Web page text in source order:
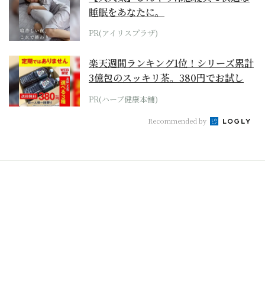
睡眠をあなたに。
PR(アイリスプラザ)
楽天週間ランキング1位！シリーズ累計
3億包のスッキリ茶。380円でお試し
PR(ハーブ健康本舗)
Recommended by